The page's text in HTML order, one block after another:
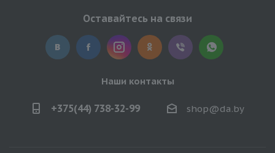
Оставайтесь на связи
Наши контакты
+375(44) 738-32-99 shop@da.by